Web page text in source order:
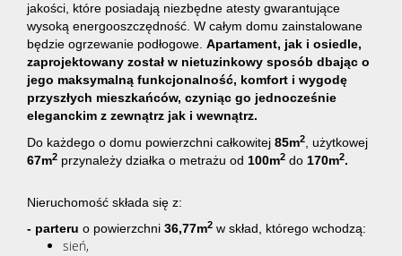
jakości, które posiadają niezbędne atesty gwarantujące
wysoką energooszczędność. W całym domu zainstalowane
będzie ogrzewanie podłogowe. Apartament, jak i osiedle,
zaprojektowany został w nietuzinkowy sposób dbając o
jego maksymalną funkcjonalność, komfort i wygodę
przyszłych mieszkańców, czyniąc go jednocześnie
eleganckim z zewnątrz jak i wewnątrz.
Do każdego o domu powierzchni całkowitej 85m2, użytkowej
67m2 przynależy działka o metrażu od 100m2 do 170m2.
Nieruchomość składa się z:
- parteru o powierzchni 36,77m2 w skład, którego wchodzą:
sień,